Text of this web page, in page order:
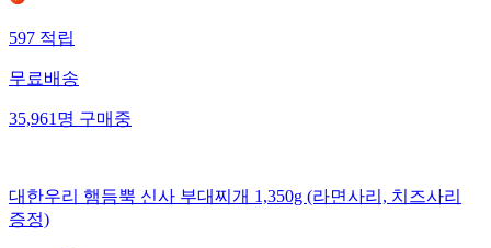
597적립
무료배송
35,961명구매중
대한우리 햄듬뿍 신사 부대찌개 1,350g (라면사리, 치즈사리
증정)